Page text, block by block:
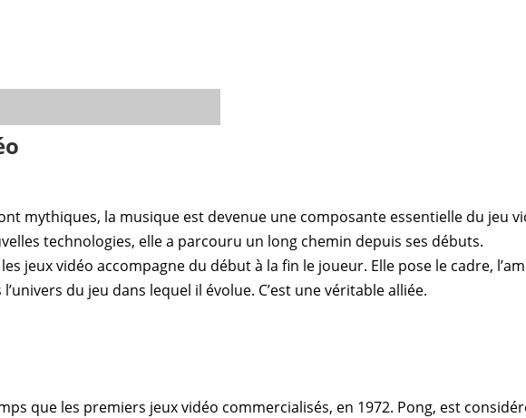
mythiques, la musique est devenue une composante essentielle du jeu
technologies, elle a parcouru un long chemin depuis ses débuts.
jeux vidéo accompagne du début à la fin le joueur. Elle pose le cadre,
du jeu dans lequel il évolue. C’est une véritable alliée.
que les premiers jeux vidéo commercialisés, en 1972. Pong, est